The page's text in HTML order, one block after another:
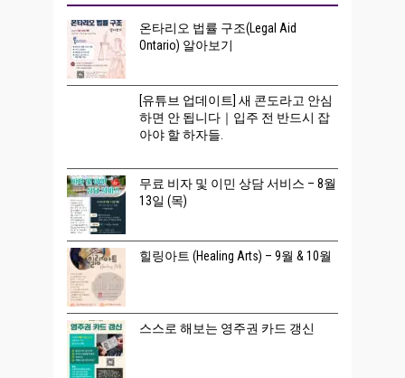
온타리오 법률 구조(Legal Aid
Ontario) 알아보기
[유튜브 업데이트] 새 콘도라고 안심
하면 안 됩니다｜입주 전 반드시 잡
아야 할 하자들.
무료 비자 및 이민 상담 서비스 – 8월
13일 (목)
힐링아트 (Healing Arts) – 9월 & 10월
스스로 해보는 영주권 카드 갱신